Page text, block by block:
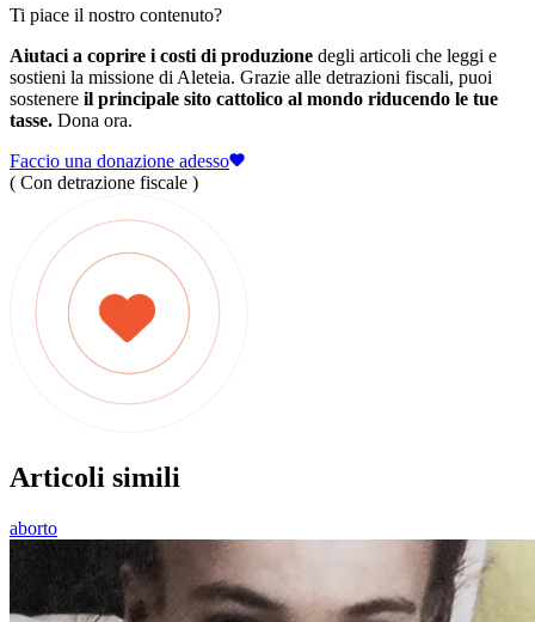
Ti piace il nostro contenuto?
Aiutaci a coprire i costi di produzione degli articoli che leggi e
sostieni la missione di Aleteia. Grazie alle detrazioni fiscali, puoi
sostenere il principale sito cattolico al mondo riducendo le tue
tasse. Dona ora.
Faccio una donazione adesso
( Con detrazione fiscale )
Articoli simili
aborto